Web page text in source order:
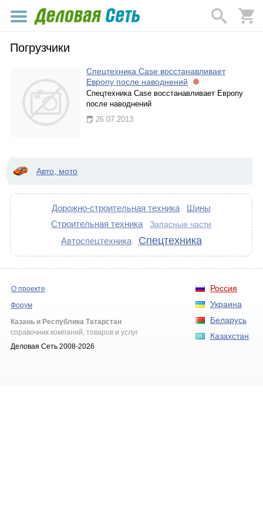
Погрузчики
Спецтехника Case восстанавливает
Европу после наводнений
Спецтехника Case восстанавливает Европу
после наводнений
26.07.2013
Авто, мото
Дорожно-строительная техника
Шины
Строительная техника
Запасные части
Автоспецтехника Спецтехника
Россия
Украина
Беларусь
Казахстан
О проекте
Форум
Казань и Республика Татарстан
справочник компаний, товаров и услуг
Деловая Сеть 2008-2026